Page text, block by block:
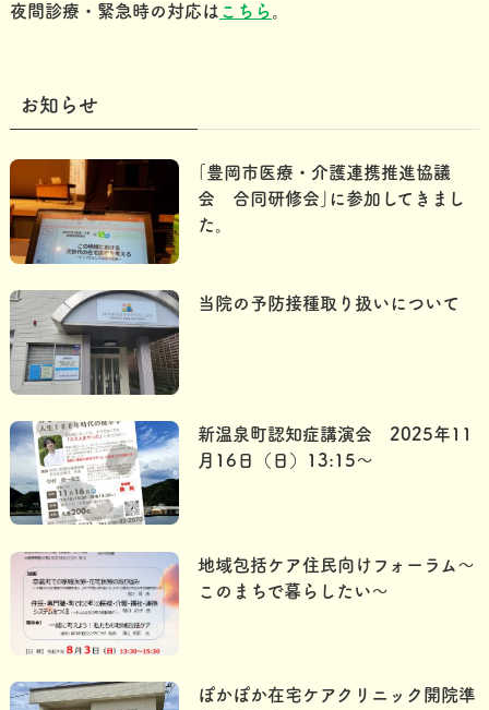
夜間診療・緊急時の対応は こちら
お知らせ
｢豊岡市医療・介護連携推進協議
会 合同研修会｣に参加してきまし
た。
当院の予防接種取り扱いについて
新温泉町認知症講演会 2025年11
月16日（日）13:15〜
地域包括ケア住民向けフォーラム～
このまちで暮らしたい～
ぽかぽか在宅ケアクリニック開院準